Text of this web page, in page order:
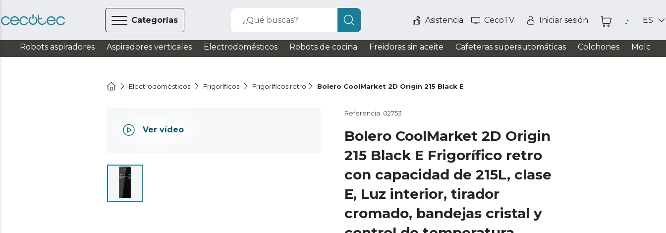
Categorías ¿Qué buscas? Asistencia CecoTV Iniciar sesión ES
Robots aspiradores Aspiradores verticales Electrodomésticos Robots de cocina Freidoras sin aceite Cafeteras superautomáticas Colchones
Electrodomésticos Frigoríficos Frigoríficos retro Bolero CoolMarket 2D Origin 215 Black E
Ver vídeo
Referencia: 02753
Bolero CoolMarket 2D Origin
215 Black E Frigorífico retro
con capacidad de 215L, clase
E, Luz interior, tirador
cromado, bandejas cristal y